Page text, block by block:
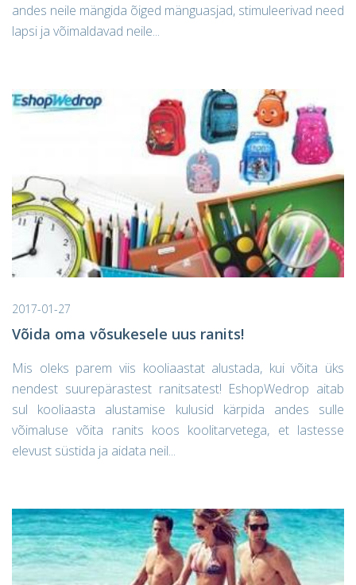
andes neile mängida õiged mänguasjad, stimuleerivad need
lapsi ja võimaldavad neile...
2017-01-27
Võida oma võsukesele uus ranits!
Mis oleks parem viis kooliaastat alustada, kui võita üks
nendest suurepärastest ranitsatest! EshopWedrop aitab
sul kooliaasta alustamise kulusid kärpida andes sulle
võimaluse võita ranits koos koolitarvetega, et lastesse
elevust süstida ja aidata neil...